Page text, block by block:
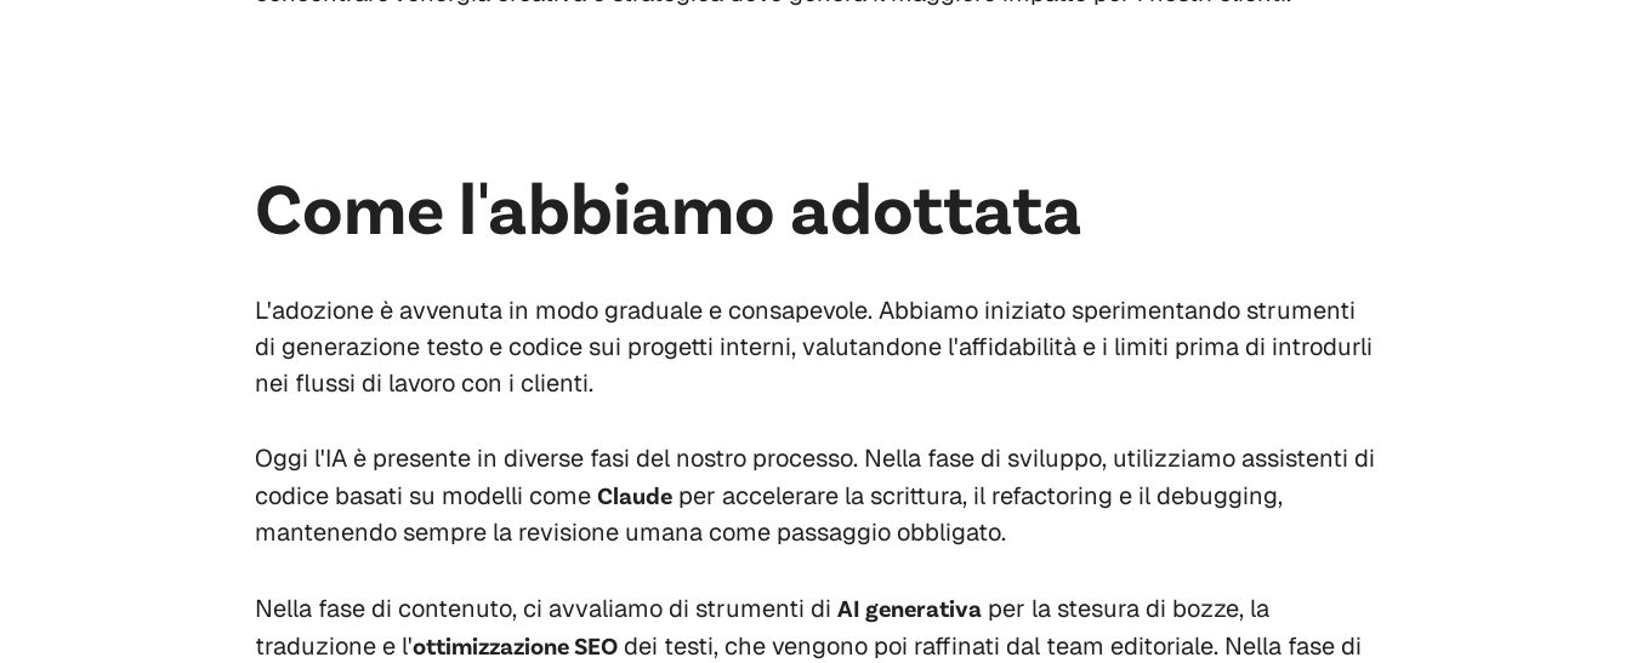
Come l'abbiamo adottata
L'adozione è avvenuta in modo graduale e consapevole. Abbiamo iniziato sperimentando strumenti
di generazione testo e codice sui progetti interni, valutandone l'affidabilità e i limiti prima di introdurli
nei flussi di lavoro con i clienti.
Oggi l'IA è presente in diverse fasi del nostro processo. Nella fase di sviluppo, utilizziamo assistenti di
codice basati su modelli come Claudeper accelerare la scrittura, il refactoring e il debugging,
mantenendo sempre la revisione umana come passaggio obbligato.
Nella fase di contenuto, ci avvaliamo di strumenti di AI generativaper la stesura di bozze, la
traduzione e l'ottimizzazione SEOdei testi, che vengono poi raffinati dal team editoriale. Nella fase di